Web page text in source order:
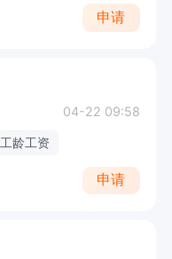
申请
04-22 09:58
工龄工资
申请